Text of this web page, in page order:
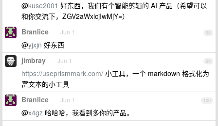
@kuse2001 好东西，我们有个智能剪辑的 AI 产品（希望可以
和你交流下，ZGV2aWxlcjIwMjY=）
98
Branlice Jun 1
@yjxjn 好东西
99
jimbray Jun 1
https://useprismmark.com/ 小工具，一个 markdown 格式化为
富文本的小工具
100
Branlice Jun 1
@x4gz 哈哈哈，我看到多你的产品。